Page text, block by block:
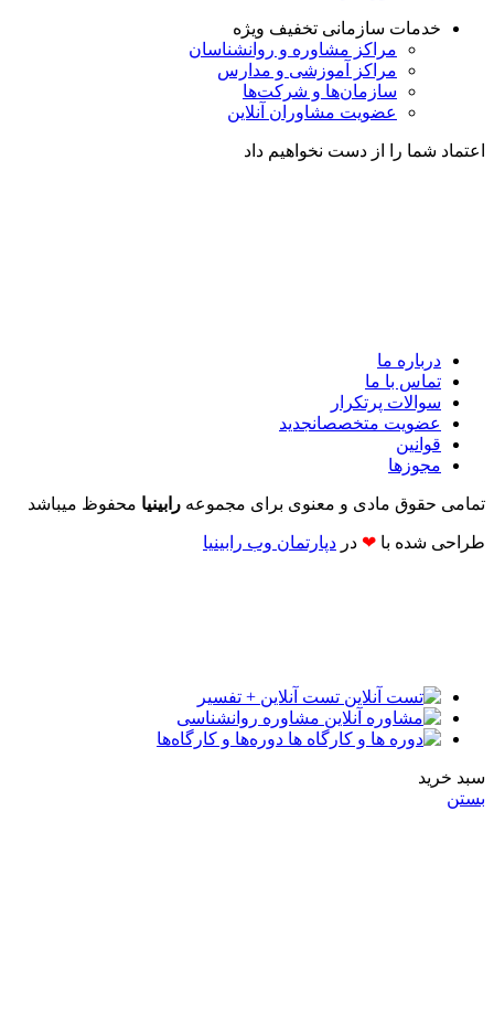
خدمات سازمانی تخفیف ویژه
مراکز مشاوره و روانشناسان
مراکز آموزشی و مدارس
سازمان‌ها و شرکت‌ها
عضویت مشاوران آنلاین
اعتماد شما را از دست نخواهیم داد
درباره ما
تماس با ما
سوالات پرتکرار
عضویت متخصصانجدید
قوانین
مجوزها
تمامی حقوق مادی و معنوی برای مجموعه رابینیا محفوظ میباشد
طراحی شده با ❤ در دپارتمان وب رابینیا​​
تست آنلاین + تفسیر
مشاوره روانشناسی
دوره‌ها و کارگاه‌ها
سبد خرید
بستن